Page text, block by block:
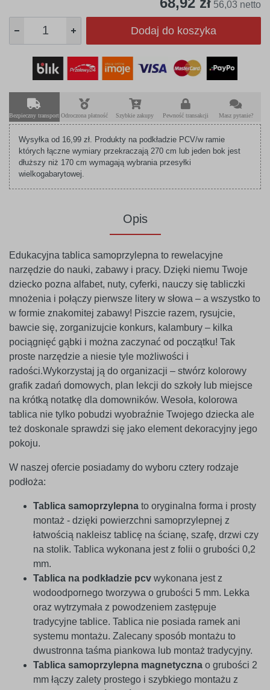
56,03 netto
Dodaj do koszyka
Bezpieczny transport Odroczona płatność Szybkie zakupy Pewność transakcji Masz pytanie?
Wysyłka od 16,99 zł. Produkty na podkładzie PCV/w ramie
których łączne wymiary przekraczają 270 cm lub jeden bok jest
dłuższy niż 170 cm wymagają wybrania przesyłki
wielkogabarytowej.
Opis
Edukacyjna tablica samoprzylepna to rewelacyjne
narzędzie do nauki, zabawy i pracy. Dzięki niemu Twoje
dziecko pozna alfabet, nuty, cyferki, nauczy się tabliczki
mnożenia i połączy pierwsze litery w słowa – a wszystko to
w formie znakomitej zabawy! Piszcie razem, rysujcie,
bawcie się, zorganizujcie konkurs, kalambury – kilka
pociągnięć gąbki i można zaczynać od początku! Tak
proste narzędzie a niesie tyle możliwości i
radości.Wykorzystaj ją do organizacji – stwórz kolorowy
grafik zadań domowych, plan lekcji do szkoły lub miejsce
na krótką notatkę dla domowników. Wesoła, kolorowa
tablica nie tylko pobudzi wyobraźnie Twojego dziecka ale
też doskonale sprawdzi się jako element dekoracyjny jego
pokoju.
W naszej ofercie posiadamy do wyboru cztery rodzaje
podłoża:
Tablica samoprzylepna to oryginalna forma i prosty
montaż - dzięki powierzchni samoprzylepnej z
łatwością nakleisz tablicę na ścianę, szafę, drzwi czy
na stolik. Tablica wykonana jest z folii o grubości 0,2
mm.
Tablica na podkładzie pcv wykonana jest z
wodoodpornego tworzywa o grubości 5 mm. Lekka
oraz wytrzymała z powodzeniem zastępuje
tradycyjne tablice. Tablica nie posiada ramek ani
systemu montażu. Zalecany sposób montażu to
dwustronna taśma piankowa lub montaż tradycyjny.
Tablica samoprzylepna magnetyczna o grubości 2
mm łączy zalety prostego i szybkiego montażu z